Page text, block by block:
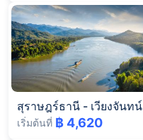
สุราษฎร์ธานี - เวียงจันทน์
เริ่มต้นที่ ฿ 4,620